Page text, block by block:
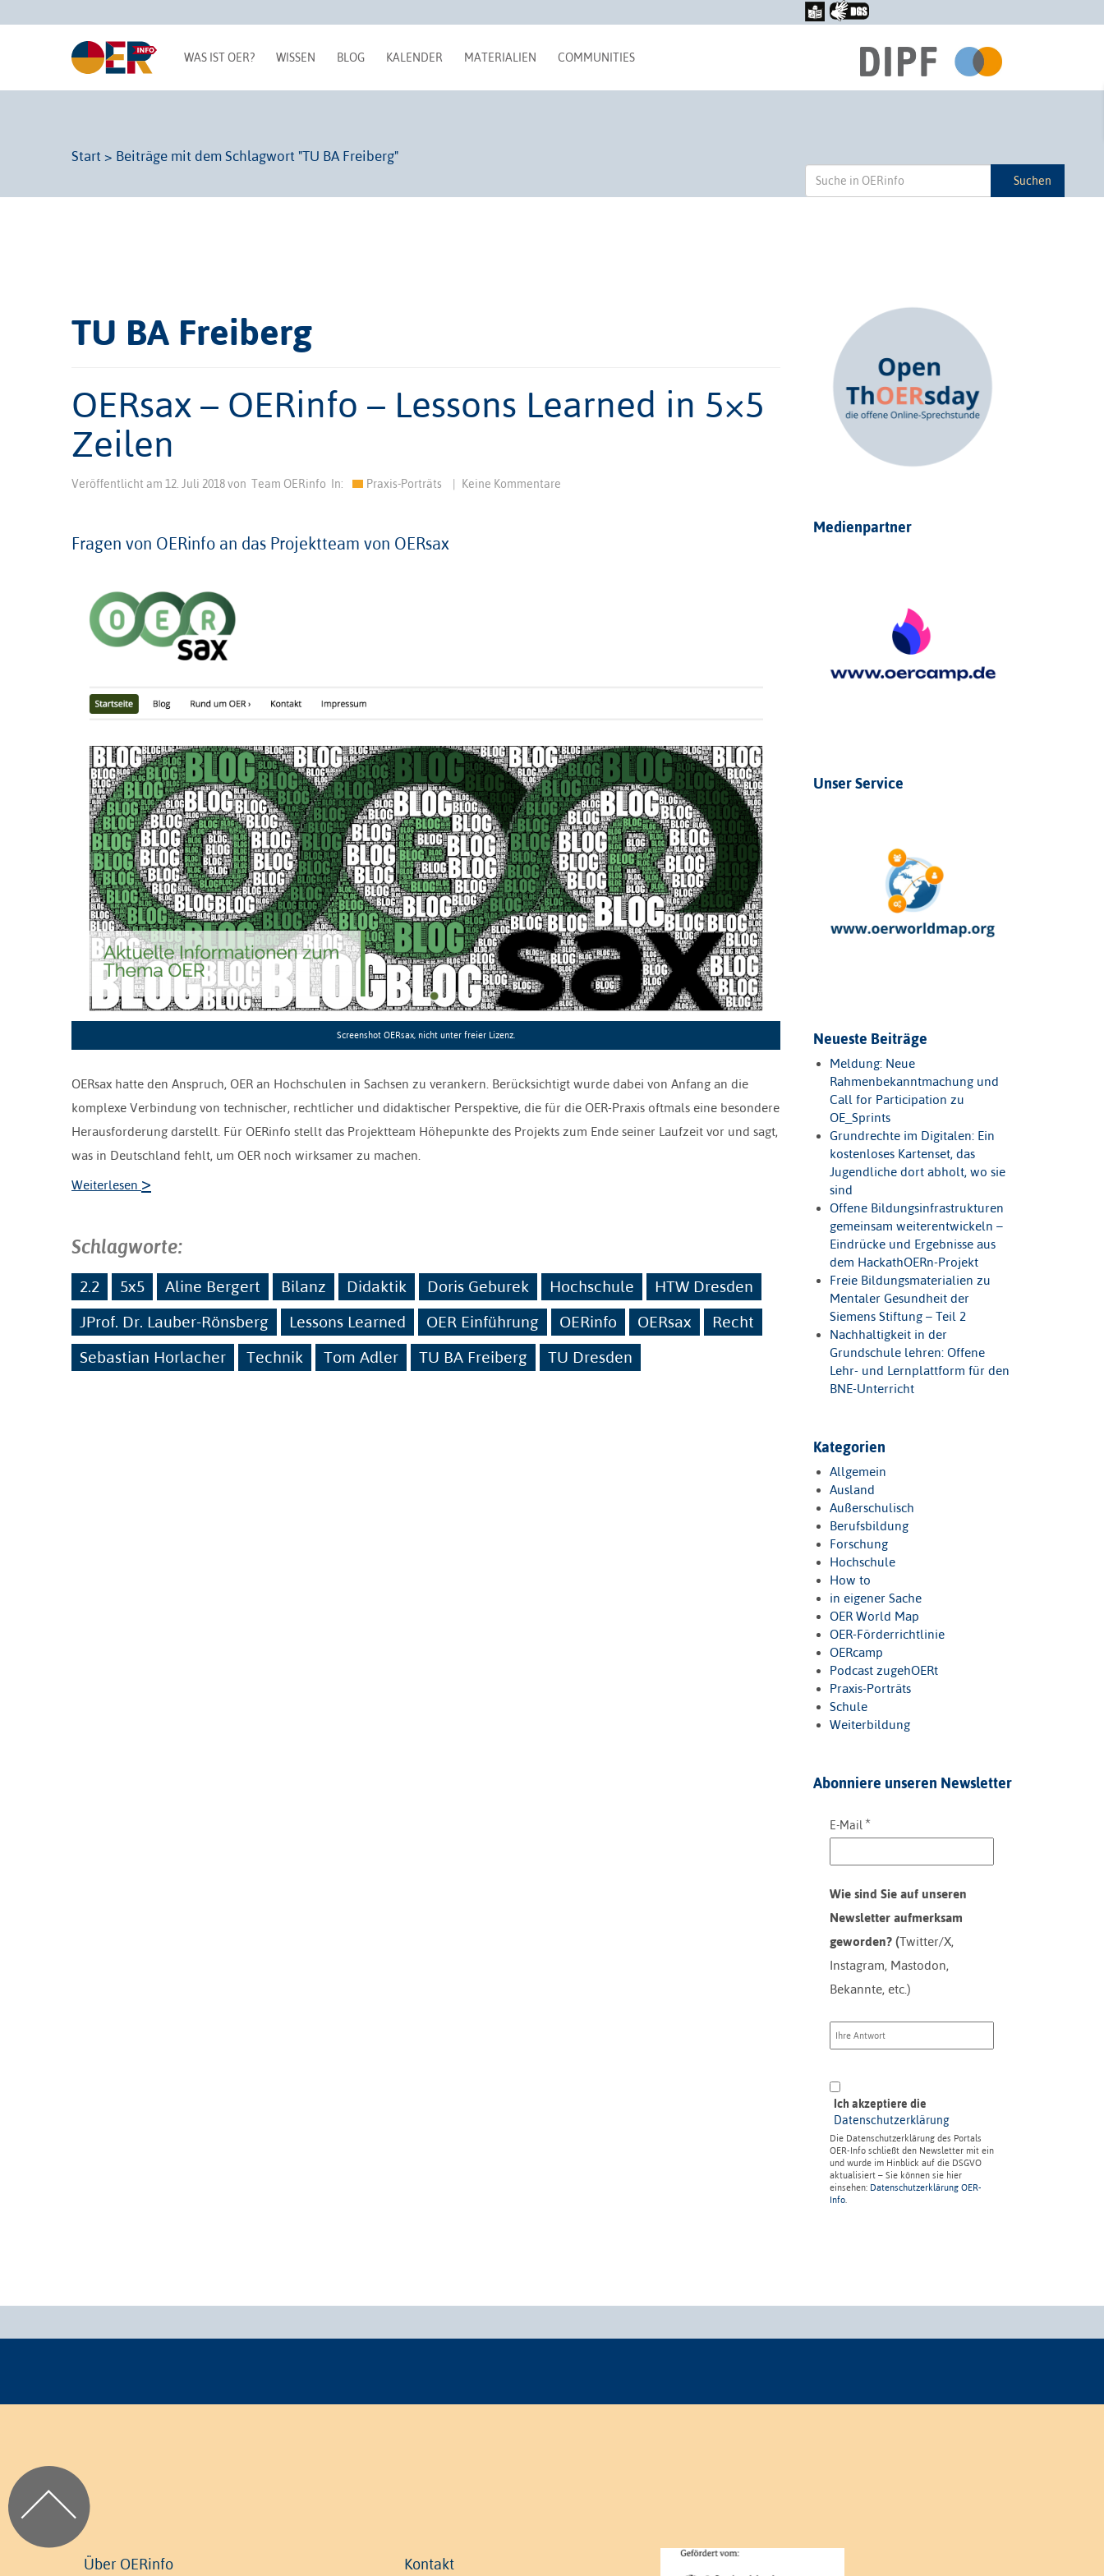
WAS IST OER? WISSEN BLOG KALENDER MATERIALIEN COMMUNITIES
Start > Beiträge mit dem Schlagwort "TU BA Freiberg"
Suchen
TU BA Freiberg
OERsax – OERinfo – Lessons Learned in 5×5
Zeilen
Veröffentlicht am 12. Juli 2018von Team OERinfo In: Praxis-Porträts Keine Kommentare
Fragen von OERinfo an das Projektteam von OERsax
Screenshot OERsax, nicht unter freier Lizenz.
OERsax hatte den Anspruch, OER an Hochschulen in Sachsen zu verankern. Berücksichtigt wurde dabei von Anfang an die
komplexe Verbindung von technischer, rechtlicher und didaktischer Perspektive, die für die OER-Praxis oftmals eine besondere
Herausforderung darstellt. Für OERinfo stellt das Projektteam Höhepunkte des Projekts zum Ende seiner Laufzeit vor und sagt,
was in Deutschland fehlt, um OER noch wirksamer zu machen.
Weiterlesen >
Schlagworte:
2.2 5x5 Aline Bergert Bilanz Didaktik Doris Geburek Hochschule
HTW Dresden
JProf. Dr. Lauber-Rönsberg
Lessons Learned OER Einführung OERinfo OERsax
Recht
Sebastian Horlacher
Technik Tom Adler TU BA Freiberg TU Dresden
Medienpartner
Unser Service
Neueste Beiträge
Meldung: Neue
Rahmenbekanntmachung und
Call for Participation zu
OE_Sprints
Grundrechte im Digitalen: Ein
kostenloses Kartenset, das
Jugendliche dort abholt, wo sie
sind
Offene Bildungsinfrastrukturen
gemeinsam weiterentwickeln –
Eindrücke und Ergebnisse aus
dem HackathOERn-Projekt
Freie Bildungsmaterialien zu
Mentaler Gesundheit der
Siemens Stiftung – Teil 2
Nachhaltigkeit in der
Grundschule lehren: Offene
Lehr- und Lernplattform für den
BNE-Unterricht
Kategorien
Allgemein
Ausland
Außerschulisch
Berufsbildung
Forschung
Hochschule
How to
in eigener Sache
OER World Map
OER-Förderrichtlinie
OERcamp
Podcast zugehOERt
Praxis-Porträts
Schule
Weiterbildung
Abonniere unseren Newsletter
E-Mail *
Wie sind Sie auf unseren
Newsletter aufmerksam
geworden? (Twitter/X,
Instagram, Mastodon,
Bekannte, etc.)
Ich akzeptiere die
Datenschutzerklärung
Die Datenschutzerklärung des Portals
OER-Info schließt den Newsletter mit ein
und wurde im Hinblick auf die DSGVO
aktualisiert – Sie können sie hier
einsehen: Datenschutzerklärung OER-
Info.
Über OERinfo Kontakt